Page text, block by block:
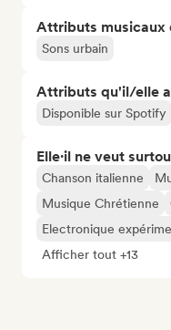
Attributs musicaux
Sons urbain
Attributs qu'il/elle
Disponible sur Spotify
Elle·il ne veut
Chanson italienne
Musique Chrétienne
Electronique
Afficher tout +13